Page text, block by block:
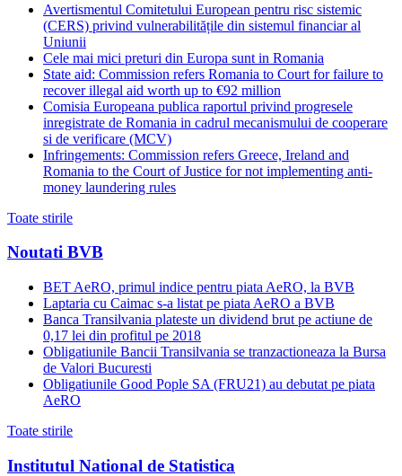
Avertismentul Comitetului European pentru risc sistemic
(CERS) privind vulnerabilitățile din sistemul financiar al
Uniunii
Cele mai mici preturi din Europa sunt in Romania
State aid: Commission refers Romania to Court for failure to
recover illegal aid worth up to €92 million
Comisia Europeana publica raportul privind progresele
inregistrate de Romania in cadrul mecanismului de cooperare
si de verificare (MCV)
Infringements: Commission refers Greece, Ireland and
Romania to the Court of Justice for not implementing anti-
money laundering rules
Toate stirile
Noutati BVB
BET AeRO, primul indice pentru piata AeRO, la BVB
Laptaria cu Caimac s-a listat pe piata AeRO a BVB
Banca Transilvania plateste un dividend brut pe actiune de
0,17 lei din profitul pe 2018
Obligatiunile Bancii Transilvania se tranzactioneaza la Bursa
de Valori Bucuresti
Obligatiunile Good Pople SA (FRU21) au debutat pe piata
AeRO
Toate stirile
Institutul National de Statistica